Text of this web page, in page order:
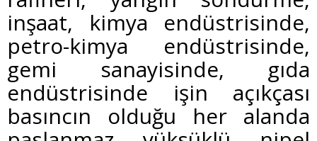
inşaat, kimya endüstrisinde,
petro-kimya endüstrisinde,
gemi sanayisinde, gıda
endüstrisinde işin açıkçası
basıncın olduğu her alanda